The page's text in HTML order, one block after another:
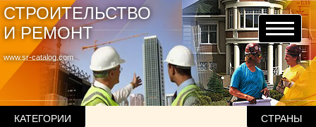
www.sr-catalog.com
СТРОИТЕЛЬСТВО
И РЕМОНТ
КАТЕГОРИИ СТРАНЫ